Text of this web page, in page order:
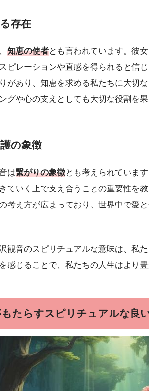
存在
知恵の使者とも言われています。彼
ピレーションや直感を得られると信
があり、知恵を求める私たちに大切
グや心の支えとしても大切な役割を果
の象徴
は繋がりの象徴とも考えられていま
ていく上で支え合うことの重要性を
考え方が広まっており、世界中で愛
観音のスピリチュアルな意味は、私
感じることで、私たちの人生はより
たらすスピリチュアルな良